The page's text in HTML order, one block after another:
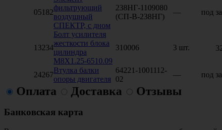
05182
фильтрующий
воздушный
СПЕКТР, с дном
238НГ-1109080
(СП-В-238НГ)
— под
13234
Болт усилителя
жесткости блока
цилиндра
М8Х1.25-6510.09
310006 3 шт.
24267
Втулка балки
опоры двигателя
64221-1001112-
02
— под
Оплата Доставка Отзывы
Банковская карта